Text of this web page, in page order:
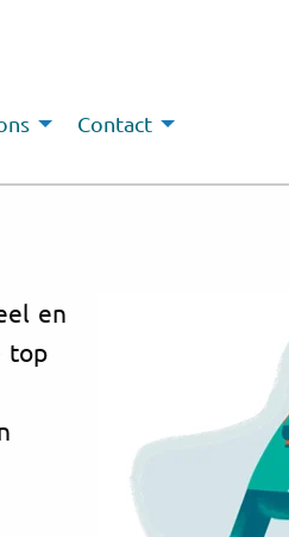
Contact
en
top